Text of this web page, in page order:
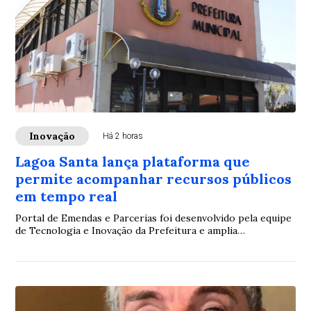
Inovação Há 2 horas
Lagoa Santa lança plataforma que
permite acompanhar recursos públicos
em tempo real
Portal de Emendas e Parcerias foi desenvolvido pela equipe
de Tecnologia e Inovação da Prefeitura e amplia